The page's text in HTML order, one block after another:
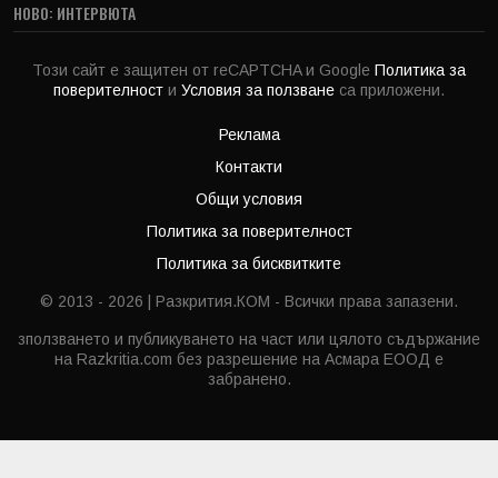
НОВО: ИНТЕРВЮТА
Този сайт е защитен от reCAPTCHA и Google Политика за
поверителност и Условия за ползване са приложени.
Реклама
Контакти
Общи условия
Политика за поверителност
Политика за бисквитките
© 2013 - 2026 | Разкрития.КОМ - Всички права запазени.
зползването и публикуването на част или цялото съдържание
на Razkritia.com без разрешение на Асмара ЕООД е
забранено.